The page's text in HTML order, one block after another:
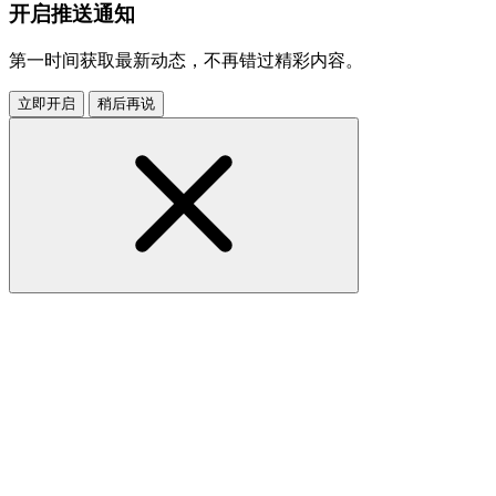
开启推送通知
第一时间获取最新动态，不再错过精彩内容。
立即开启 稍后再说